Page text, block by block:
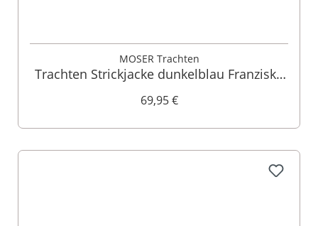
MOSER Trachten
Trachten Strickjacke dunkelblau Franziska
69,95 €